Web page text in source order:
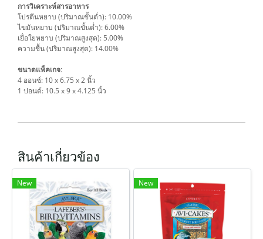
การวิเคราะห์สารอาหาร
โปรตีนหยาบ (ปริมาณขั้นต่ำ): 10.00%
ไขมันหยาบ (ปริมาณขั้นต่ำ): 6.00%
เยื่อใยหยาบ (ปริมาณสูงสุด): 5.00%
ความชื้น (ปริมาณสูงสุด): 14.00%
ขนาดแพ็คเกจ:
4 ออนซ์: 10 x 6.75 x 2 นิ้ว
1 ปอนด์: 10.5 x 9 x 4.125 นิ้ว
สินค้าเกี่ยวข้อง
New New